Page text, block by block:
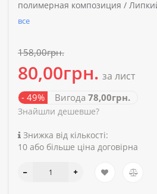
полимерная композиция /
все
158,00грн.
80,00грн. за лист
- 49% Вигода 78,00грн.
Знайшли дешевше?
Знижка від кількості:
10 або більше ціна договірна